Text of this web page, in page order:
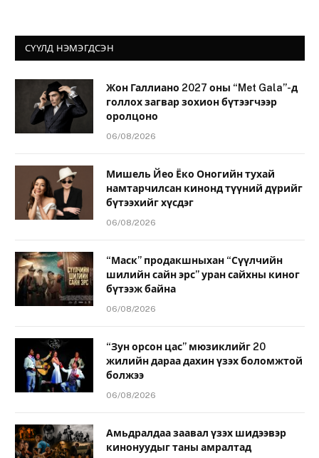
СҮҮЛД НЭМЭГДСЭН
Жон Галлиано 2027 оны “Met Gala”-д
голлох загвар зохион бүтээгчээр
оролцоно
06/08/2026
Мишель Йео Ёко Оногийн тухай
намтарчилсан кинонд түүний дүрийг
бүтээхийг хүсдэг
06/08/2026
“Маск” продакшныхан “Сүүлчийн
шилийн сайн эрс” уран сайхны киног
бүтээж байна
06/08/2026
“Зун орсон цас” мюзиклийг 20
жилийн дараа дахин үзэх боломжтой
болжээ
06/08/2026
Амьдралдаа заавал үзэх шидээвэр
кинонуудыг таны амралтад